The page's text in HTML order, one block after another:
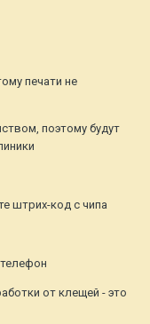
то и третья
другую
надеюсь на
печати не
поэтому будут
штрих-код с чипа
от клещей - это